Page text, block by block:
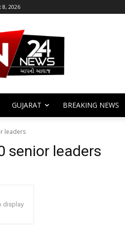
8, 2026
GUJARAT BREAKING NEWS
leaders
senior leaders
display